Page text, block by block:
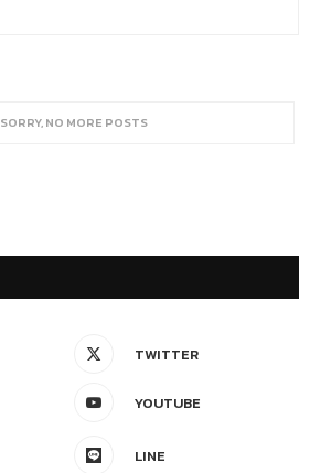
SORRY, NO MORE POSTS
TWITTER
YOUTUBE
LINE